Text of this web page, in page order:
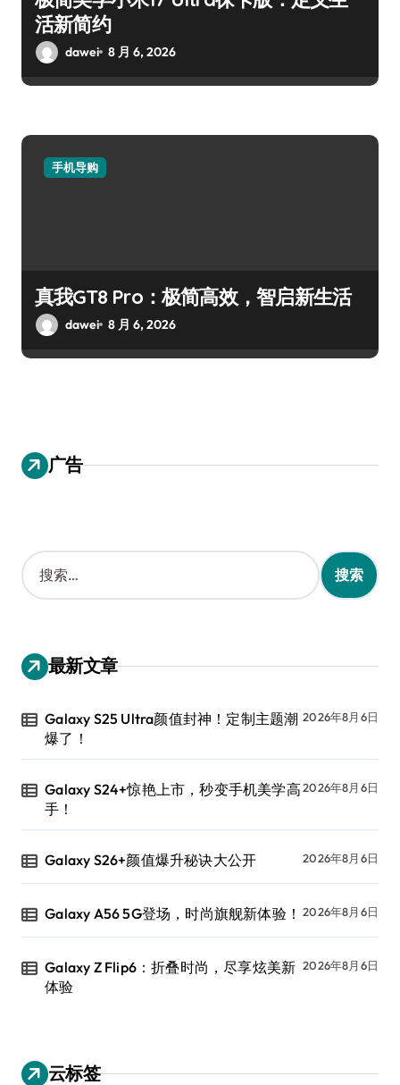
活新简约
dawei 8 月 6, 2026
手机导购
真我GT8 Pro：极简高效，智启新生活
dawei 8 月 6, 2026
广告
搜
索
：
最新文章
Galaxy S25 Ultra颜值封神！定制主题潮
爆了！
2026年8月6日
Galaxy S24+惊艳上市，秒变手机美学高
手！
2026年8月6日
Galaxy S26+颜值爆升秘诀大公开 2026年8月6日
Galaxy A56 5G登场，时尚旗舰新体验！ 2026年8月6日
Galaxy Z Flip6：折叠时尚，尽享炫美新
体验
2026年8月6日
云标签